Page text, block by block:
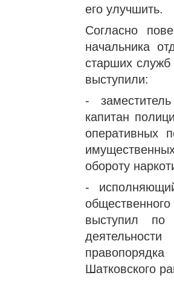
его улучшить.
Согласно
начальника
старших
выступили:
-
капитан
оперативных
обороту
-
выступил по
Шатковского